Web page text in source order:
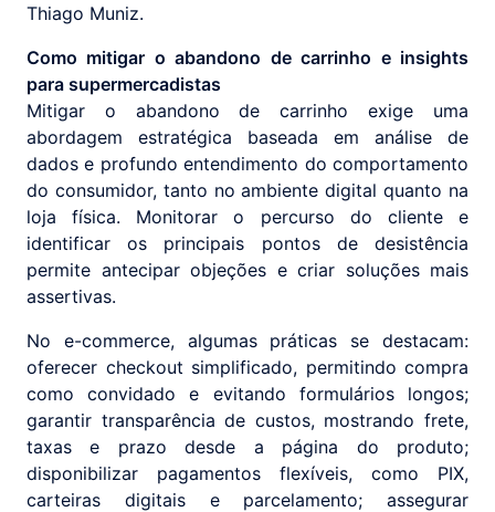
Thiago Muniz.
Como mitigar o abandono de carrinho e insights
para supermercadistas
Mitigar o abandono de carrinho exige uma
abordagem estratégica baseada em análise de
dados e profundo entendimento do comportamento
do consumidor, tanto no ambiente digital quanto na
loja física. Monitorar o percurso do cliente e
identificar os principais pontos de desistência
permite antecipar objeções e criar soluções mais
assertivas.
No e-commerce, algumas práticas se destacam:
oferecer checkout simplificado, permitindo compra
como convidado e evitando formulários longos;
garantir transparência de custos, mostrando frete,
taxas e prazo desde a página do produto;
disponibilizar pagamentos flexíveis, como PIX,
carteiras digitais e parcelamento; assegurar